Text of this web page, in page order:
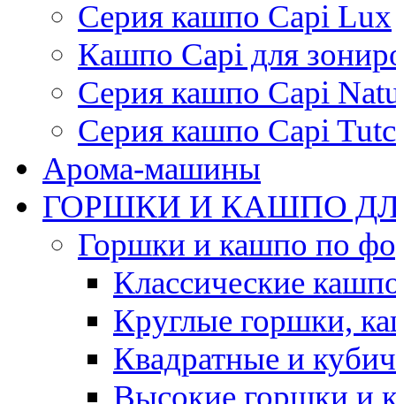
Серия кашпо Capi Lux
Кашпо Capi для
Серия кашпо Capi
Серия кашпо Capi
Арома-машины
ГОРШКИ И КАШПО
Горшки и кашпо по
Классические
Круглые горшки,
Квадратные и
Высокие горшки и